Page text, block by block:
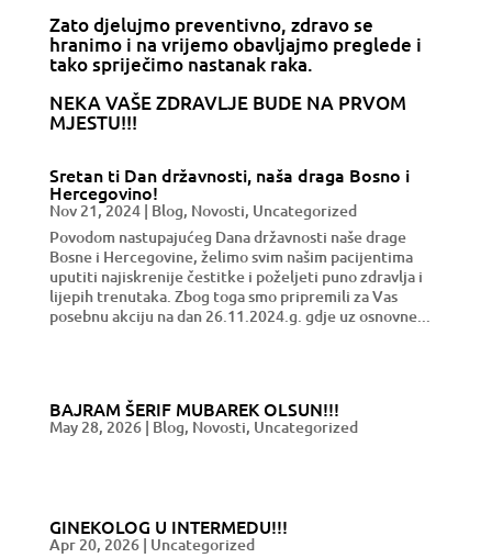
Zato djelujmo preventivno, zdravo se
hranimo i na vrijemo obavljajmo preglede i
tako spriječimo nastanak raka.
NEKA VAŠE ZDRAVLJE BUDE NA PRVOM
MJESTU!!!
Sretan ti Dan državnosti, naša draga Bosno i
Hercegovino!
Nov 21, 2024| Blog, Novosti, Uncategorized
Povodom nastupajućeg Dana državnosti naše drage
Bosne i Hercegovine, želimo svim našim pacijentima
uputiti najiskrenije čestitke i poželjeti puno zdravlja i
lijepih trenutaka. Zbog toga smo pripremili za Vas
posebnu akciju na dan 26.11.2024.g. gdje uz osnovne...
BAJRAM ŠERIF MUBAREK OLSUN!!!
May 28, 2026| Blog, Novosti, Uncategorized
GINEKOLOG U INTERMEDU!!!
Apr 20, 2026| Uncategorized